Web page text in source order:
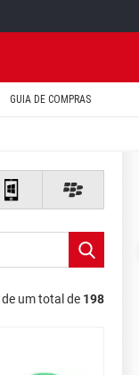
GUIA DE COMPRAS
de um total de 198